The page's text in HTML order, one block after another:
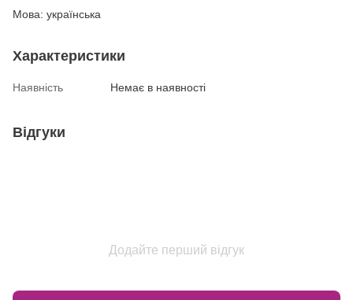
Мова: українська
Характеристики
Наявність Немає в наявності
Відгуки
Додайте перший відгук